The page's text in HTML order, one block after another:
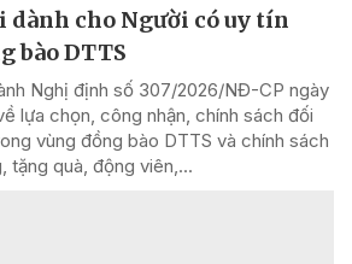
dành cho Người có uy tín
bào DTTS
Nghị định số 307/2026/NĐ-CP ngày
lựa chọn, công nhận, chính sách đối
vùng đồng bào DTTS và chính sách
tặng quà, động viên,...